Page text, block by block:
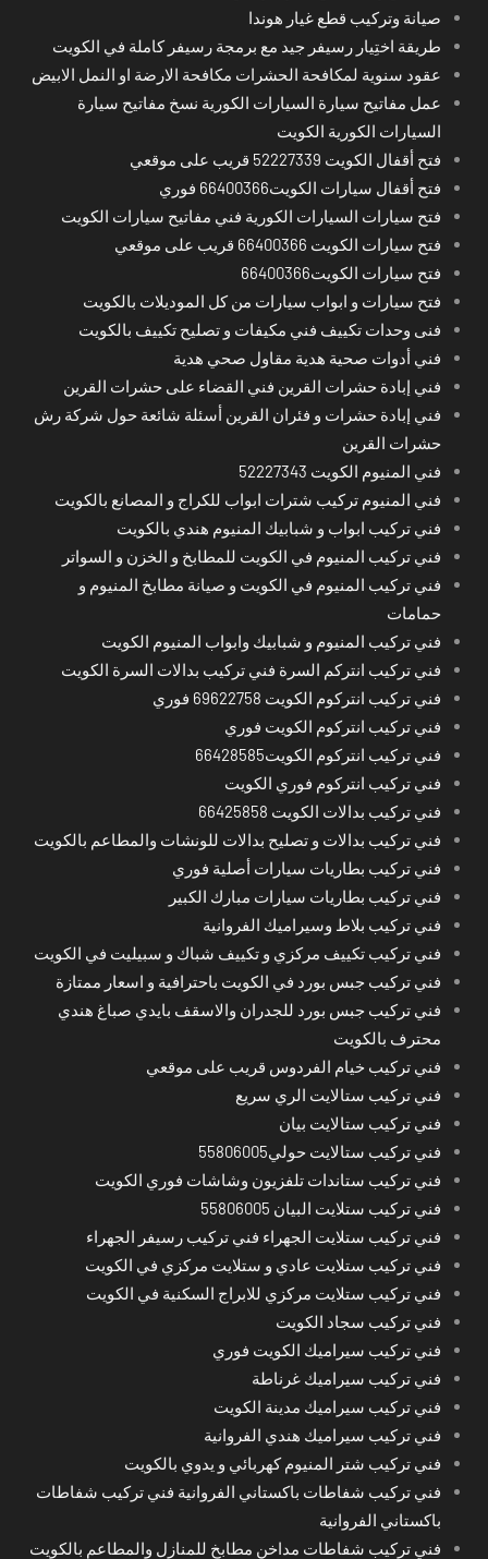
صيانة وتركيب قطع غيار هوندا
طريقة اختِيار رسيفر جيد مع برمجة رسيفر كاملة في الكويت
عقود سنوية لمكافحة الحشرات مكافحة الارضة او النمل الابيض
عمل مفاتيح سيارة السيارات الكورية نسخ مفاتيح سيارة
السيارات الكورية الكويت
فتح أقفال الكويت 52227339 قريب على موقعي
فتح أقفال سيارات الكويت66400366 فوري
فتح سيارات السيارات الكورية فني مفاتيح سيارات الكويت
فتح سيارات الكويت 66400366 قريب على موقعي
فتح سيارات الكويت66400366
فتح سيارات و ابواب سيارات من كل الموديلات بالكويت
فنى وحدات تكييف فني مكيفات و تصليح تكييف بالكويت
فني أدوات صحية هدية مقاول صحي هدية
فني إبادة حشرات القرين فني القضاء على حشرات القرين
فني إبادة حشرات و فئران القرين أسئلة شائعة حول شركة رش
حشرات القرين
فني المنيوم الكويت 52227343
فني المنيوم تركيب شترات ابواب للكراج و المصانع بالكويت
فني تركيب ابواب و شبابيك المنيوم هندي بالكويت
فني تركيب المنيوم في الكويت للمطابخ و الخزن و السواتر
فني تركيب المنيوم في الكويت و صيانة مطابخ المنيوم و
حمامات
فني تركيب المنيوم و شبابيك وابواب المنيوم الكويت
فني تركيب انتركم السرة فني تركيب بدالات السرة الكويت
فني تركيب انتركوم الكويت 69622758 فوري
فني تركيب انتركوم الكويت فوري
فني تركيب انتركوم الكويت66428585
فني تركيب انتركوم فوري الكويت
فني تركيب بدالات الكويت 66425858
فني تركيب بدالات و تصليح بدالات للونشات والمطاعم بالكويت
فني تركيب بطاريات سيارات أصلية فوري
فني تركيب بطاريات سيارات مبارك الكبير
فني تركيب بلاط وسيراميك الفروانية
فني تركيب تكييف مركزي و تكييف شباك و سبيليت في الكويت
فني تركيب جبس بورد في الكويت باحترافية و اسعار ممتازة
فني تركيب جبس بورد للجدران والاسقف بايدي صباغ هندي
محترف بالكويت
فني تركيب خيام الفردوس قريب على موقعي
فني تركيب ستالايت الري سريع
فني تركيب ستالايت بيان
فني تركيب ستالايت حولي55806005
فني تركيب ستاندات تلفزيون وشاشات فوري الكويت
فني تركيب ستلايت البيان 55806005
فني تركيب ستلايت الجهراء فني تركيب رسيفر الجهراء
فني تركيب ستلايت عادي و ستلايت مركزي في الكويت
فني تركيب ستلايت مركزي للابراج السكنية في الكويت
فني تركيب سجاد الكويت
فني تركيب سيراميك الكويت فوري
فني تركيب سيراميك غرناطة
فني تركيب سيراميك مدينة الكويت
فني تركيب سيراميك هندي الفروانية
فني تركيب شتر المنيوم كهربائي و يدوي بالكويت
فني تركيب شفاطات باكستاني الفروانية فني تركيب شفاطات
باكستاني الفروانية
فني تركيب شفاطات مداخن مطابخ للمنازل والمطاعم بالكويت